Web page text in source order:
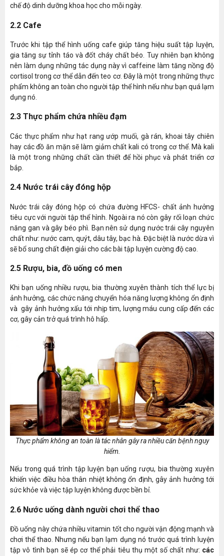
chế độ dinh dưỡng khoa học cho mỗi ngày.
2.2 Cafe
Trước khi tập thể hình uống cafe giúp tăng hiệu suất tập luyện,
gia tăng sự tỉnh táo và đốt cháy chất béo. Tuy nhiên bạn không
nên làm dụng những tác dụng này vì caffeine làm tăng nồng độ
cortisol trong cơ thể dẫn đến teo cơ. Đây là một trong những thực
phẩm không an toàn cho người tập thể hình nếu như bạn quá lạm
dụng nó.
2.3 Thực phẩm chứa nhiều đạm
Các thực phẩm như hạt rang ướp muối, gà rán, khoai tây chiên
hay các đồ ăn mặn sẽ làm giảm chất kali có trong cơ thể. Mà kali
là một trong những chất cần thiết để hồi phục và phát triển cơ
bắp.
2.4 Nước trái cây đóng hộp
Nước trái cây đóng hộp có chứa đường HFCS- chất ảnh hưởng
tiêu cực với người tập thể hình. Ngoài ra nó còn gây rối loạn chức
năng gan và gây béo phì. Bạn nên sử dụng nước trái cây nguyên
chất như: nước cam, quýt, dâu tây, bạc hà. Đặc biệt là nước dừa vì
sẽ bổ sung chất điện giải cho các bài tập luyện cường độ cao.
2.5 Rượu, bia, đồ uống có men
Khi bạn uống nhiều rượu, bia thường xuyên thành tích thể lực bị
ảnh hưởng, các chức năng chuyển hóa năng lượng không ổn định
và gây ảnh hưởng xấu tới nhịp tim, lượng máu cung cấp đến các
cơ, gây cản trở quá trình hô hấp.
Thực phẩm không an toàn là tác nhân gây ra nhiều căn bệnh nguy
hiểm.
Nếu trong quá trình tập luyện bạn uống rượu, bia thường xuyên
khiến việc điều hòa thân nhiệt không ổn định, gây ảnh hưởng tới
sức khỏe và việc tập luyện không được bền bỉ.
2.6 Nước uống dành người chơi thể thao
Đồ uống này chứa nhiều vitamin tốt cho người vận động mạnh và
chơi thể thao. Nhưng nếu bạn lạm dụng nó trước quá trình luyện
tập vô tình bạn sẽ ép cơ thể phải tiêu thụ một số chất như: các